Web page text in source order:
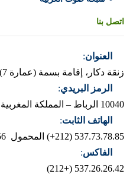
اتصل بنا
العنوان:
زنقة دكار، إقامة بسمة (عمارة 7)، شقة 2، حي المحيط – الرباط
الرمز البريدي:
10040 الرباط – المملكة المغربية
الهاتف الثابت:
537.73.78.85 (212+)
المحمول 666.47.73.56 (212+)
الفاكس:
537.26.26.42 (+212)